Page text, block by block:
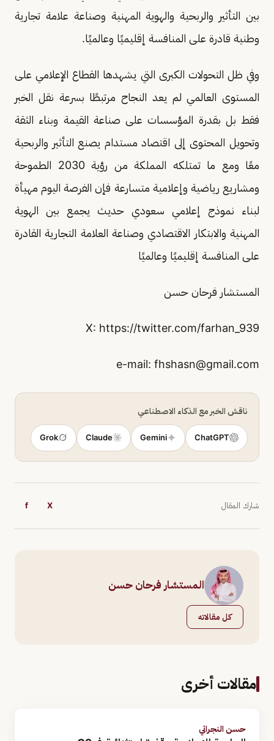
بين التأثير والربحية والهوية المهنية وصناعة علامة تجارية
وطنية قادرة على المنافسة إقليميًا وعالميًا.
وفي ظل التحولات الكبرى التي يشهدها القطاع الإعلامي على
المستوى العالمي لم يعد النجاح مرتبطًا بسرعة نقل الخبر
فقط بل بقدرة المؤسسات على صناعة القيمة وبناء الثقة
وتحويل المحتوى إلى اقتصاد مستدام يصنع التأثير والربحية
معًا ومع ما تمتلكه المملكة من رؤية 2030 الطموحة
ومشاريع رياضية وإعلامية متسارعة فإن الفرصة اليوم مهيأة
لبناء نموذج إعلامي سعودي حديث يجمع بين الهوية
المهنية والابتكار الاقتصادي وصناعة العلامة التجارية القادرة
على المنافسة إقليميًا وعالميًا
المستشار فرحان حسن
X: https://twitter.com/farhan_939
fhshasn@gmail.com
ناقش الخبر مع الذكاء الاصطناعي
ChatGPT
Gemini
Claude
Grok
شارك المقال X
f
المستشار فرحان حسن
كل مقالاته
مقالات أخرى
حسن النجراني